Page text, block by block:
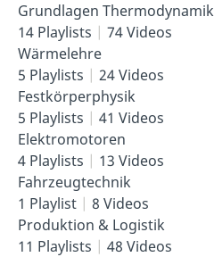
Grundlagen Thermodynamik
14 Playlists
74 Videos
Wärmelehre
5 Playlists
24 Videos
Festkörperphysik
5 Playlists
41 Videos
Elektromotoren
4 Playlists
13 Videos
Fahrzeugtechnik
1 Playlist
8 Videos
Produktion & Logistik
11 Playlists
48 Videos